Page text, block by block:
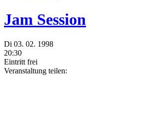
Jam Session
Di 03. 02. 1998
20:30
Eintritt frei
Veranstaltung teilen: